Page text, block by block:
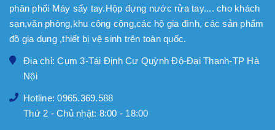
phân phối Máy sấy tay.Hộp đựng nước rửa tay.... cho khách
sạn,văn phòng,khu công cộng,các hộ gia đình, các sản phẩm
đồ gia dụng ,thiết bị vệ sinh trên toàn quốc.
Địa chỉ: Cụm 3-Tái Định Cư Quỳnh Đô-Đại Thanh-TP Hà
Nội
Hotline: 0965.369.588
Thứ 2 - Chủ nhật: 8:00 - 18:00